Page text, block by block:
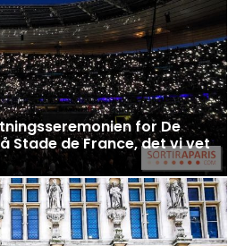
for De
Stade de France, det vi vet